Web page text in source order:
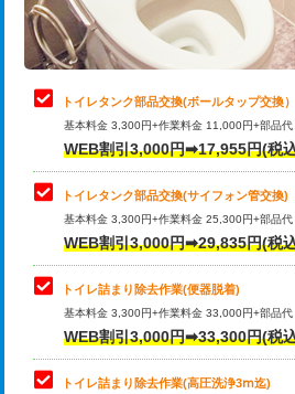
トイレタンク部品交換(ボールタップ交換）
基本料金 3,300円+作業料金 11,000円+部品
WEB割引3,000円➡17,955円(税
トイレタンク部品交換(サイフォン管交換)
基本料金 3,300円+作業料金 25,300円+部品
WEB割引3,000円➡29,835円(税
トイレ詰まり除去作業(便器脱着)
基本料金 3,300円+作業料金 33,000円+部品
WEB割引3,000円➡33,300円(税
トイレ詰まり除去作業(高圧洗浄3ⅿ迄)